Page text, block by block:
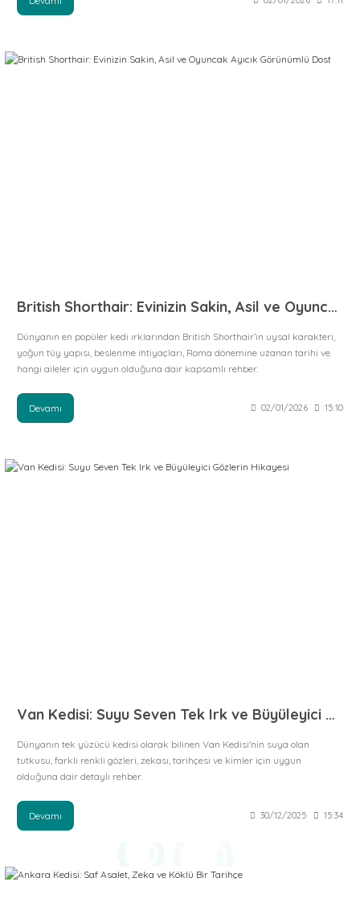
British Shorthair: Evinizin Sakin, Asil ve Oyuncak Ayıcık Görünümlü Dost
Dünyanın en popüler kedi ırklarından British Shorthair’in uysal karakteri,
yoğun tüy yapısı, beslenme ihtiyaçları, Roma dönemine uzanan tarihi ve
hangi aileler için uygun olduğuna dair kapsamlı rehber.
Devamı 02/01/2026 15:10
Van Kedisi: Suyu Seven Tek Irk ve Büyüleyici Gözlerin Hikayesi
Dünyanın tek yüzücü kedisi olarak bilinen Van Kedisi'nin suya olan
tutkusu, farklı renkli gözleri, zekası, tarihçesi ve kimler için uygun
olduğuna dair detaylı rehber.
Devamı 30/12/2025 15:34